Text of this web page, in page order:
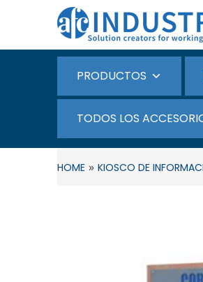
PRODUCTOS
TODOS LOS
HOME » KIOSCO DE